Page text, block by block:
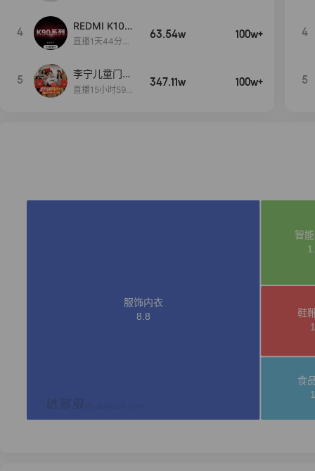
4
REDMI K100
Pro系列新品
启！
直播1天44分10
63.54w 100w+
5
李宁儿童门店
爆款赤兔8pr
直播15小时59
347.11w 100w+
4
5